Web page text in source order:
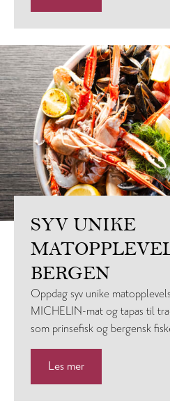
SYV UNIKE
BERGEN
Oppdag syv unike
MICHELIN-mat og tapas til
som prinsefisk og bergensk
Les mer